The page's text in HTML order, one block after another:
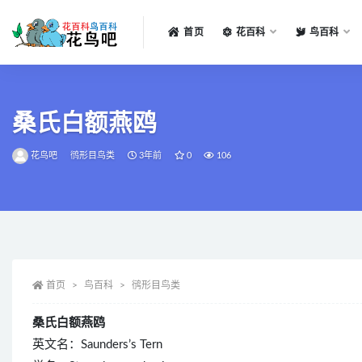
首页 花百科 鸟百科
桑氏白额燕鸥
花鸟吧 鸻形目鸟类 3年前 0 106
首页 鸟百科 鸻形目鸟类
桑氏白额燕鸥
英文名：Saunders’s Tern